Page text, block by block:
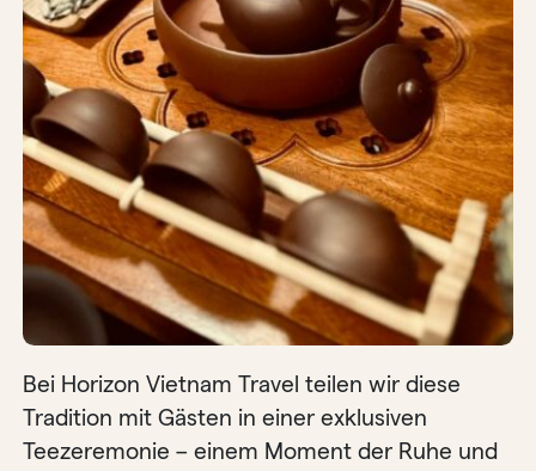
Bei Horizon Vietnam Travel teilen wir diese
Tradition mit Gästen in einer exklusiven
Teezeremonie – einem Moment der Ruhe und